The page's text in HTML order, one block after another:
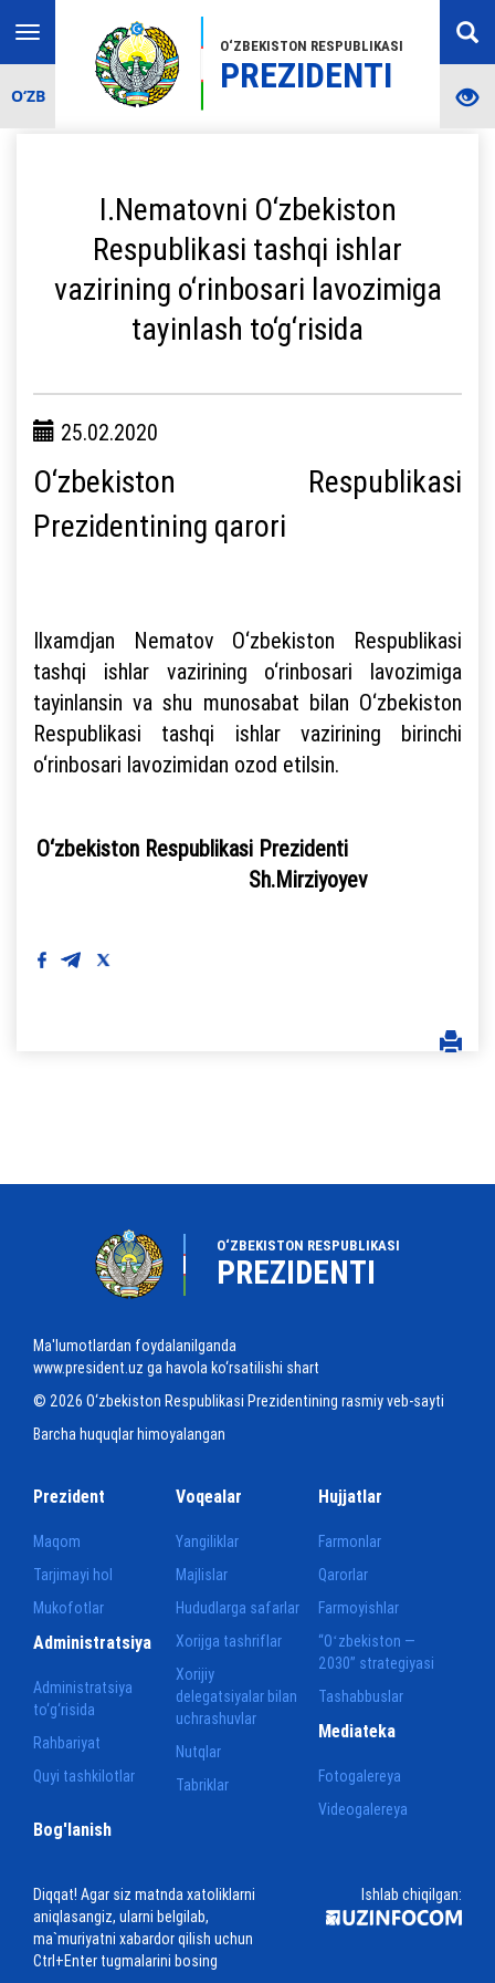
O‘ZBEKISTON RESPUBLIKASI
PREZIDENTI
Toggle
navigation
O‘ZB
I.Nematovni O‘zbekiston
Respublikasi tashqi ishlar
vazirining o‘rinbosari lavozimiga
tayinlash to‘g‘risida
25.02.2020
O‘zbekiston Respublikasi
Prezidentining qarori
Ilxamdjan Nematov O‘zbekiston Respublikasi
tashqi ishlar vazirining o‘rinbosari lavozimiga
tayinlansin va shu munosabat bilan O‘zbekiston
Respublikasi tashqi ishlar vazirining birinchi
o‘rinbosari lavozimidan ozod etilsin.
O‘zbekiston Respublikasi Prezidenti
Sh.Mirziyoyev
O‘ZBEKISTON RESPUBLIKASI
PREZIDENTI
Ma'lumotlardan foydalanilganda
www.president.uz ga havola ko‘rsatilishi shart
© 2026 O‘zbekiston Respublikasi Prezidentining rasmiy veb-sayti
Barcha huquqlar himoyalangan
Prezident
Maqom
Tarjimayi hol
Mukofotlar
Voqealar
Yangiliklar
Majlislar
Hududlarga safarlar
Xorijga tashriflar
Xorijiy
delegatsiyalar bilan
uchrashuvlar
Nutqlar
Tabriklar
Hujjatlar
Farmonlar
Qarorlar
Farmoyishlar
“Oʻzbekiston —
2030” strategiyasi
Tashabbuslar
Administratsiya
Administratsiya
to‘g‘risida
Rahbariyat
Quyi tashkilotlar
Mediateka
Fotogalereya
Videogalereya
Bog'lanish
Diqqat! Agar siz matnda xatoliklarni
aniqlasangiz, ularni belgilab,
ma`muriyatni xabardor qilish uchun
Ctrl+Enter tugmalarini bosing
Ishlab chiqilgan: